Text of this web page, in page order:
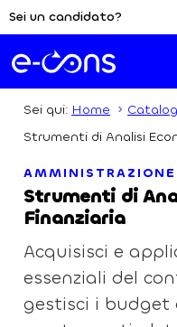
Sei un candidato?
Sei qui: Home
Strumenti di Analisi
AMMINISTRAZIONE
Strumenti di
Finanziaria
Acquisisci e
essenziali del
gestisci i budget